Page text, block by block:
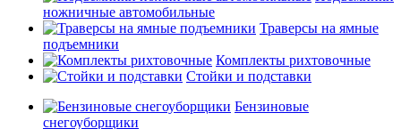
ножничные автомобильные
Траверсы на ямные
подъемники
Комплекты рихтовочные
Стойки и подставки
Бензиновые
снегоуборщики